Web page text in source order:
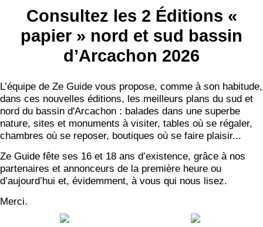
Consultez les 2 Éditions «
papier » nord et sud bassin
d’Arcachon 2026
L’équipe de Ze Guide vous propose, comme à son habitude,
dans ces nouvelles éditions, les meilleurs plans du sud et
nord du bassin d'Arcachon : balades dans une superbe
nature, sites et monuments à visiter, tables où se régaler,
chambres où se reposer, boutiques où se faire plaisir...
Ze Guide fête ses 16 et 18 ans d’existence, grâce à nos
partenaires et annonceurs de la première heure ou
d’aujourd’hui et, évidemment, à vous qui nous lisez.
Merci.